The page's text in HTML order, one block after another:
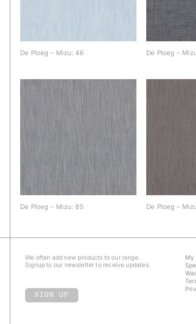
De Ploeg – Mizu: 46 De Ploeg –
De Ploeg – Mizu: 85
De Ploeg – Mizu: 85 De Ploeg –
We often add new products to our range.
Signup to our newsletter to receive updates.
SIGN UP
My